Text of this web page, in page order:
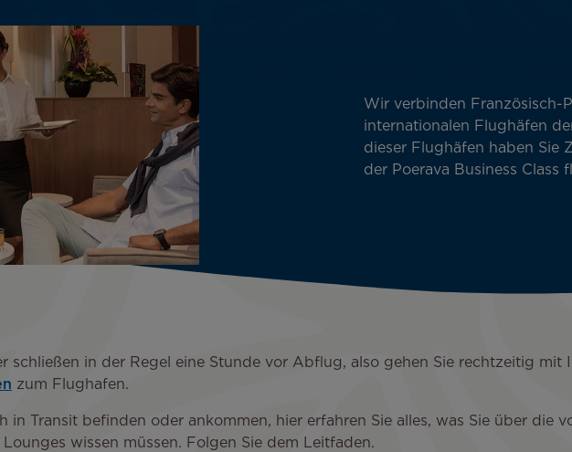
Wir verbinden Französisch-
internationalen Flughäfen
dieser Flughäfen haben Sie
der Poerava Business Class
schließen in der Regel eine Stunde vor Abflug, also gehen Sie rechtzeitig mit
zum Flughafen.
in Transit befinden oder ankommen, hier erfahren Sie alles, was Sie über die
wissen müssen. Folgen Sie dem Leitfaden.